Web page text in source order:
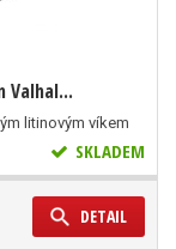
Valhal...
litinovým víkem
SKLADEM
DETAIL